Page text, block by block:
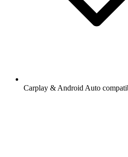
Carplay & Android Auto